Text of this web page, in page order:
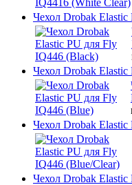
Чехол Drobak
Чехол Drobak
Чехол Drobak
Чехол Drobak